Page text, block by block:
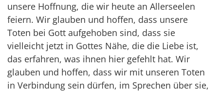
unsere Hoffnung, die wir heute an Allerseelen
feiern. Wir glauben und hoffen, dass unsere
Toten bei Gott aufgehoben sind, dass sie
vielleicht jetzt in Gottes Nähe, die die Liebe ist,
das erfahren, was ihnen hier gefehlt hat. Wir
glauben und hoffen, dass wir mit unseren Toten
in Verbindung sein dürfen, im Sprechen über sie,